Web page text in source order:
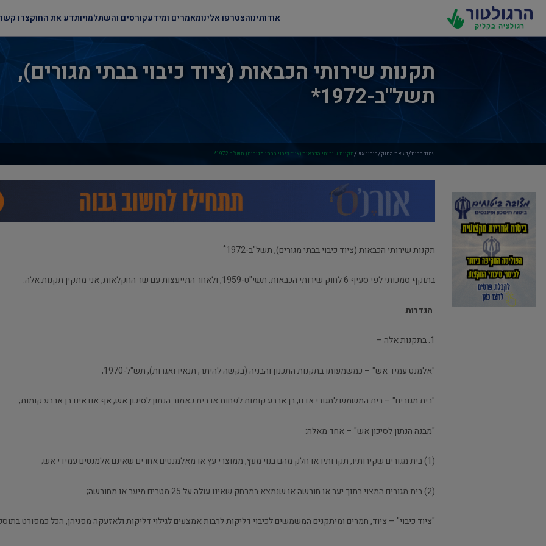
אודותינוהצטרפו אלינומאמרים ומידעקורסים והשתלמויותדע את החוקצרו
תקנות שירותי הכבאות (ציוד כיבוי בבתי מגורים),
תשל"ב-1972*
עמוד הבית/דע את החוק/כיבוי אש/תקנות שירותי הכבאות (ציוד כיבוי בבתי מגורים), תשל"ב-1972*
תקנות שירותי הכבאות (ציוד כיבוי בבתי מגורים), תשל"ב-1972 *
בתוקף סמכותי לפי סעיף 6 לחוק שירותי הכבאות, תשי"ט-1959, ולאחר התייעצות עם שר החקלאות, אני מתקין תקנות אלה:
הגדרות
1. בתקנות אלה –
"אלמנט עמיד אש" – כמשמעותו בתקנות התכנון והבניה (בקשה להיתר, תנאיו ואגרות), תש"ל-1970;
"בית מגורים" – בית המשמש למגורי אדם, בן ארבע קומות לפחות או בית כאמור הנתון לסיכון אש, אף אם אינו בן ארבע קומות;
"מבנה הנתון לסיכון אש" – אחד מאלה:
(1) בית מגורים שקירותיו, תקרותיו או חלק מהם בנוי מעץ, ממוצרי עץ או מאלמנטים אחרים שאינם אלמנטים עמידי אש;
(2) בית מגורים המצוי בתוך יער או חורשה או שנמצא במרחק שאינו עולה על 25 מטרים מיער או מחורשה;
"ציוד כיבוי" – ציוד, חמרים ומיתקנים המשמשים לכיבוי דליקות לרבות אמצעים לגילוי דליקות ולאזעקה מפניהן, הכל כמפורט